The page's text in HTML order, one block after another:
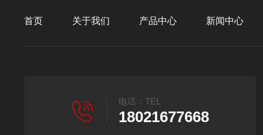
首页 关于我们 产品中心 新闻中心
电话：TEL
18021677668